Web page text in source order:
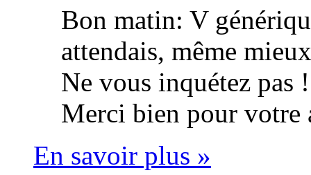
Bon matin: V
attendais, même
Ne vous inquétez pas !
Merci bien pour votre
En savoir plus »